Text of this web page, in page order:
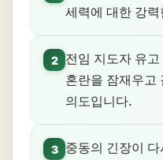
세력에 대한 강
2
전임 지도자 유
혼란을 잠재우고
의도입니다.
3
중동의 긴장이